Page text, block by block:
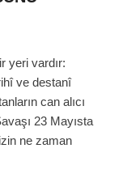
yeri vardır:
ve destanî
can alıcı
23 Mayısta
ne zaman